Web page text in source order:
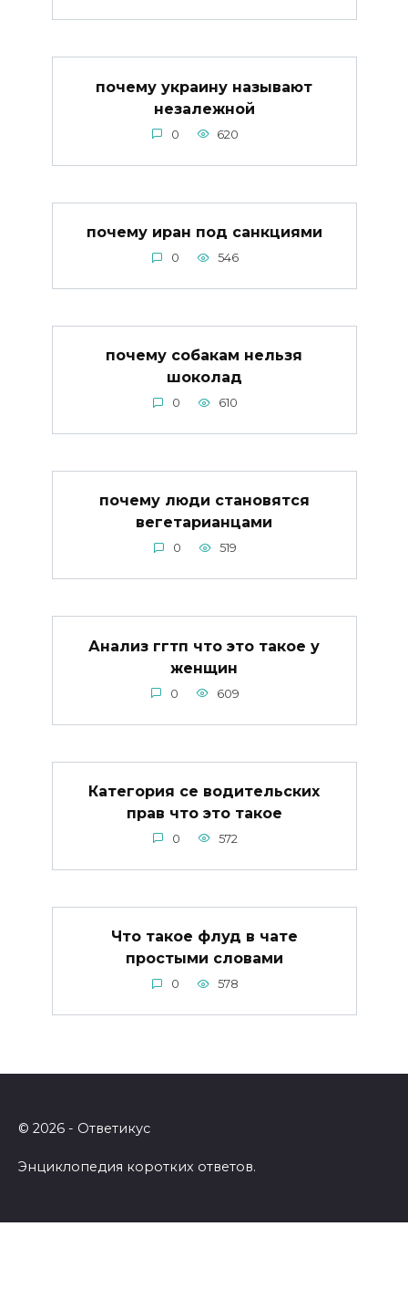
почему украину называют
незалежной
0 620
почему иран под санкциями
0 546
почему собакам нельзя
шоколад
0 610
почему люди становятся
вегетарианцами
0 519
Анализ ггтп что это такое у
женщин
0 609
Категория се водительских
прав что это такое
0 572
Что такое флуд в чате
простыми словами
0 578
© 2026 - Ответикус
Энциклопедия коротких ответов.